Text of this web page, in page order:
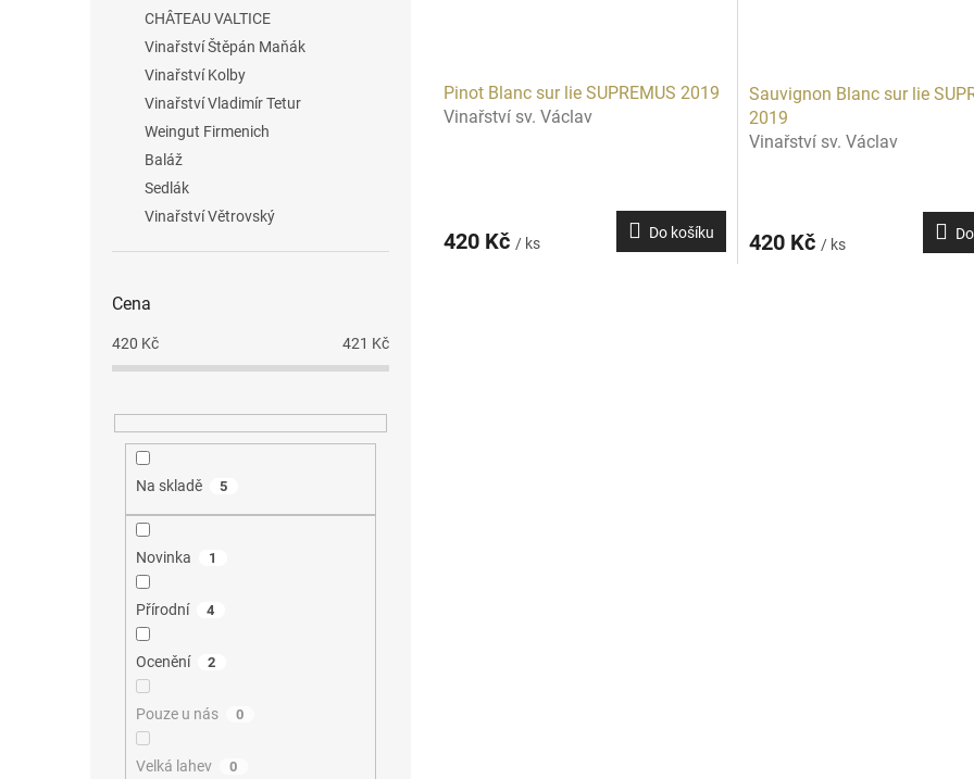
CHÂTEAU VALTICE
Vinařství Štěpán Maňák
Vinařství Kolby
Vinařství Vladimír Tetur
Weingut Firmenich
Baláž
Sedlák
Vinařství Větrovský
Cena
420 Kč 421 Kč
Na skladě 5
Novinka 1
Přírodní 4
Ocenění 2
Pouze u nás 0
Velká lahev 0
Pinot Blanc sur lie SUPREMUS 2019
Vinařství sv. Václav
420 Kč / ks
Do košíku
Sauvignon Blanc sur lie
2019
Vinařství sv. Václav
420 Kč / ks